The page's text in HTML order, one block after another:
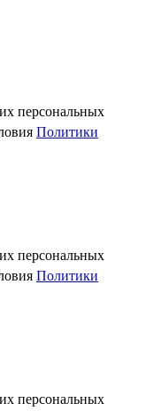
персональных
Политики
персональных
Политики
персональных